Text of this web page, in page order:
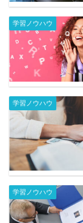
学習ノウハウ
学習ノウハウ
学習ノウハウ